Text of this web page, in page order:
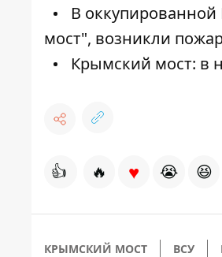
В
мост", возникли
Крымский мост: в
👍 🔥 ♥ 😭 😆
КРЫМСКИЙ МОСТ ВСУ